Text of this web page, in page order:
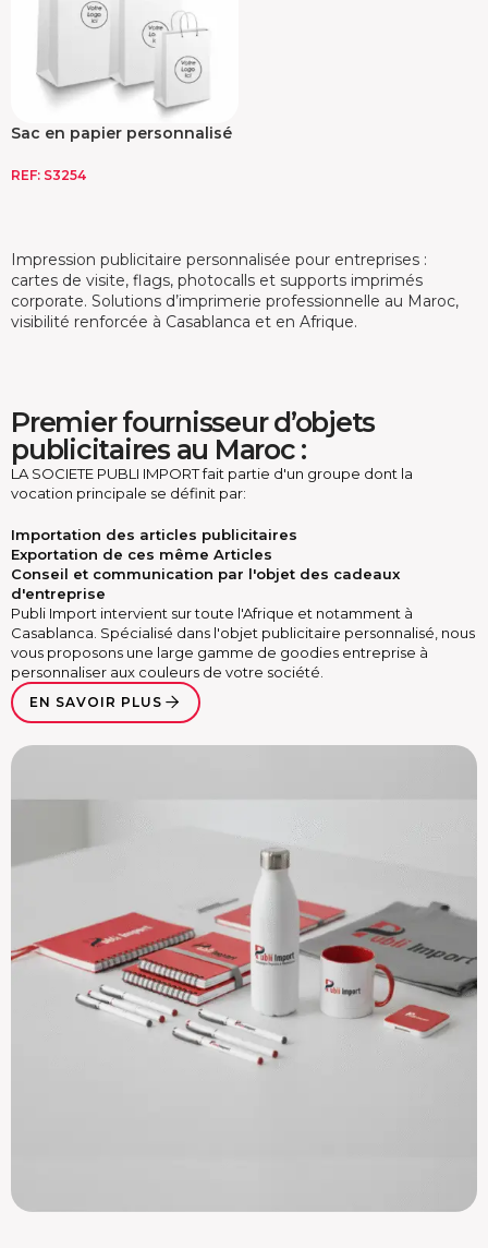
Sac en papier personnalisé
REF: S3254
Impression publicitaire personnalisée pour entreprises :
cartes de visite, flags, photocalls et supports imprimés
corporate. Solutions d’imprimerie professionnelle au Maroc,
visibilité renforcée à Casablanca et en Afrique.
Premier fournisseur d’objets
publicitaires au Maroc :
LA SOCIETE PUBLI IMPORT fait partie d'un groupe dont la
vocation principale se définit par:
Importation des articles publicitaires
Exportation de ces même Articles
Conseil et communication par l'objet des cadeaux
d'entreprise
Publi Import intervient sur toute l'Afrique et notamment à
Casablanca. Spécialisé dans l'objet publicitaire personnalisé, nous
vous proposons une large gamme de goodies entreprise à
personnaliser aux couleurs de votre société.
EN SAVOIR PLUS